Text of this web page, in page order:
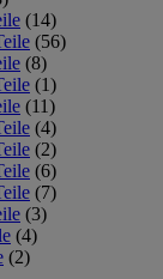
(14)
(56)
(8)
(1)
(11)
(4)
(2)
(6)
(7)
(3)
(4)
(2)